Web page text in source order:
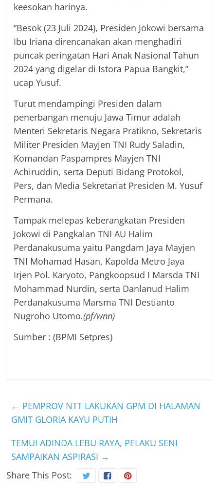
keesokan harinya.
“Besok (23 Juli 2024), Presiden Jokowi bersama
Ibu Iriana direncanakan akan menghadiri
puncak peringatan Hari Anak Nasional Tahun
2024 yang digelar di Istora Papua Bangkit,”
ucap Yusuf.
Turut mendampingi Presiden dalam
penerbangan menuju Jawa Timur adalah
Menteri Sekretaris Negara Pratikno, Sekretaris
Militer Presiden Mayjen TNI Rudy Saladin,
Komandan Paspampres Mayjen TNI
Achiruddin, serta Deputi Bidang Protokol,
Pers, dan Media Sekretariat Presiden M. Yusuf
Permana.
Tampak melepas keberangkatan Presiden
Jokowi di Pangkalan TNI AU Halim
Perdanakusuma yaitu Pangdam Jaya Mayjen
TNI Mohamad Hasan, Kapolda Metro Jaya
Irjen Pol. Karyoto, Pangkoopsud I Marsda TNI
Mohammad Nurdin, serta Danlanud Halim
Perdanakusuma Marsma TNI Destianto
Nugroho Utomo.(pf/wnn)
Sumber : (BPMI Setpres)
← PEMPROV NTT LAKUKAN GPM DI HALAMAN
GMIT GLORIA KAYU PUTIH
TEMUI ADINDA LEBU RAYA, PELAKU SENI
SAMPAIKAN ASPIRASI →
Share This Post: